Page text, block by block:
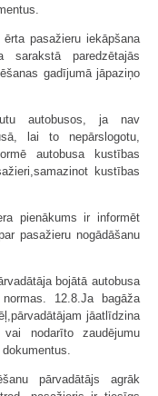
pasažieru iekāpšana
paredzētajās
gadījumā jāpaziņo
autobusos, ja nav
lai to nepārslogotu,
autobusa kustības
kustības
pienākums ir informēt
pasažieru nogādāšanu
bojātā autobusa
12.8.Ja bagāža
jāatlīdzina
nodarīto zaudējumu
pārvadātājs agrāk